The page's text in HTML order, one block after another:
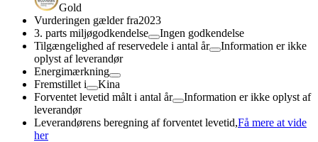
Gold
Vurderingen gælder fra2023
3. parts miljøgodkendelse
Ingen godkendelse
Tilgængelighed af reservedele i antal år
Information er ikke
oplyst af leverandør
Energimærkning
Fremstillet i
Kina
Forventet levetid målt i antal år
Information er ikke oplyst af
leverandør
Leverandørens beregning af forventet levetid,Få mere at vide
her